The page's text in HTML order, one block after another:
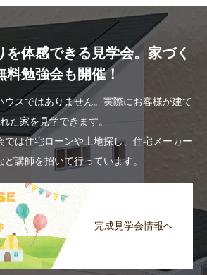
を体感できる見学会。家づく
料勉強会も開催！
ウスではありません。実際にお客様が建て
た家を見学できます。
では住宅ローンや土地探し、住宅メーカー
ど講師を招いて行っています。
完成見学会情報へ